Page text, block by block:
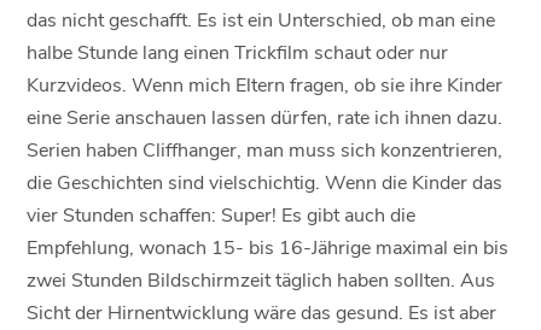
das nicht geschafft. Es ist ein Unterschied, ob man eine
halbe Stunde lang einen Trickfilm schaut oder nur
Kurzvideos. Wenn mich Eltern fragen, ob sie ihre Kinder
eine Serie anschauen lassen dürfen, rate ich ihnen dazu.
Serien haben Cliffhanger, man muss sich konzentrieren,
die Geschichten sind vielschichtig. Wenn die Kinder das
vier Stunden schaffen: Super! Es gibt auch die
Empfehlung, wonach 15- bis 16-Jährige maximal ein bis
zwei Stunden Bildschirmzeit täglich haben sollten. Aus
Sicht der Hirnentwicklung wäre das gesund. Es ist aber